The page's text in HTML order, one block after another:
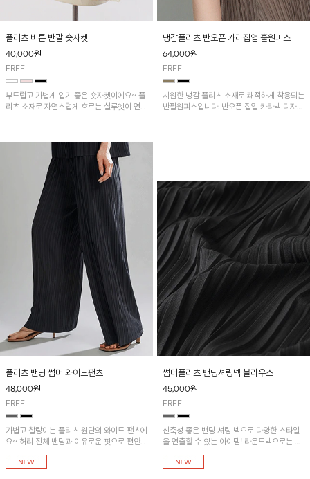
플리츠 버튼 반팔 숏자켓
40,000원
FREE
부드럽고 가볍게 입기 좋은 숏자켓이에요~ 플
리츠 소재로 자연스럽게 흐르는 실루엣이 연출
냉감플리츠 반오픈 카라집업 훌원피스
64,000원
FREE
시원한 냉감 플리츠 소재로 쾌적하게 착용되는
반팔원피스입니다. 반오픈 집업 카라넥 디자인
플리츠 밴딩 썸머 와이드팬츠
48,000원
FREE
가볍고 찰랑이는 플리츠 원단의 와이드 팬츠에
요~ 허리 전체 밴딩과 여유로운 핏으로 편안한
착용감이에요! 썸머플리츠 밴딩셔링넥 블라우
스와 함께 코디하시는 걸 추천드려요~
썸머플리츠 밴딩셔링넥 블라우스
45,000원
FREE
신축성 좋은 밴딩 셔링 넥으로 다양한 스타일
을 연출할 수 있는 아이템! 라운드넥으로는 편
안한 데일리룩을, 오프숄더로는 여성스럽고 세
련된 무드를 연출할 수 있습니다. 플리츠 밴딩